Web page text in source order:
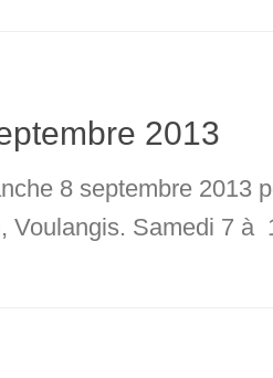
2013
8 septembre 2013
Voulangis. Samedi 7 à